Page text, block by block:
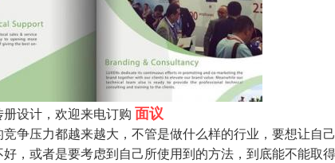
设计，欢迎来电订购 面议
争压力都越来越大，不管是做什么样的行业，要想让自
好，或者是要考虑到自己所使用到的方法，到底能不能